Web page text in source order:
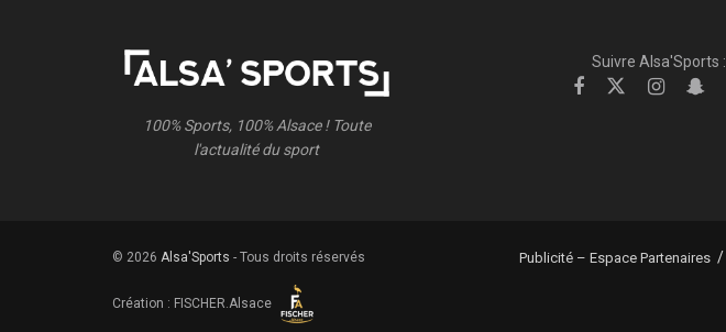
100% Sports, 100% Alsace ! Toute
l'actualité du sport
Suivre Alsa'Sports :
© 2026 Alsa'Sports - Tous droits réservés
Création : FISCHER.Alsace
Publicité – Espace Partenaires